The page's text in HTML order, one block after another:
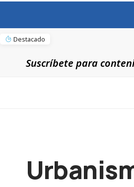
Destacado
Suscríbete para